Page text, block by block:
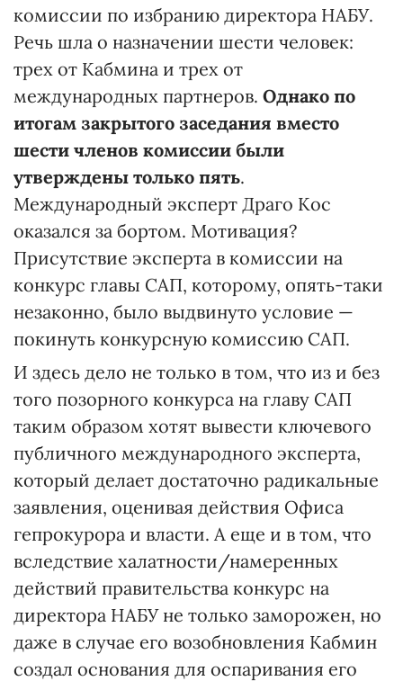
комиссии по избранию директора НАБУ.
Речь шла о назначении шести человек:
трех от Кабмина и трех от
международных партнеров. Однако по
итогам закрытого заседания вместо
шести членов комиссии были
утверждены только пять.
Международный эксперт Драго Кос
оказался за бортом. Мотивация?
Присутствие эксперта в комиссии на
конкурс главы САП, которому, опять-таки
незаконно, было выдвинуто условие —
покинуть конкурсную комиссию САП.
И здесь дело не только в том, что из и без
того позорного конкурса на главу САП
таким образом хотят вывести ключевого
публичного международного эксперта,
который делает достаточно радикальные
заявления, оценивая действия Офиса
гепрокурора и власти. А еще и в том, что
вследствие халатности/намеренных
действий правительства конкурс на
директора НАБУ не только заморожен, но
даже в случае его возобновления Кабмин
создал основания для оспаривания его